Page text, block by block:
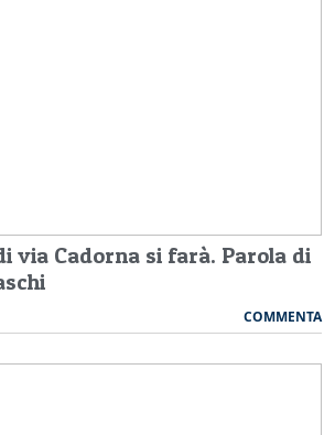
via Cadorna si farà. Parola di
COMMENTA